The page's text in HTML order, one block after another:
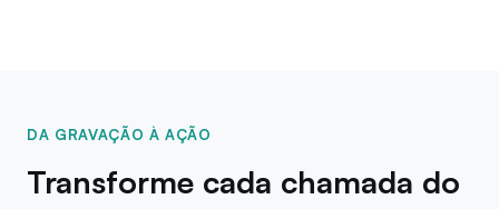
DA GRAVAÇÃO À AÇÃO
Transforme cada chamada do